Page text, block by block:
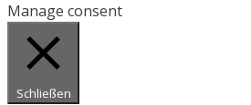
Manage consent
Schließen